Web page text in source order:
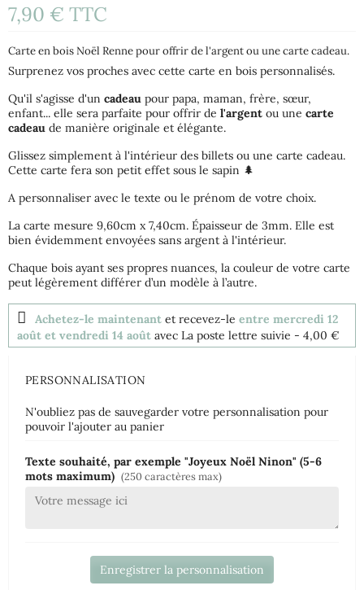
(8 avis)
7,90 € TTC
Carte en bois Noël Renne pour offrir de l'argent ou une carte cadeau.
Surprenez vos proches avec cette carte en bois personnalisés.
Qu'il s'agisse d'un cadeau pour papa, maman, frère, sœur,
enfant... elle sera parfaite pour offrir de l'argent ou une carte
cadeau de manière originale et élégante.
Glissez simplement à l'intérieur des billets ou une carte cadeau.
Cette carte fera son petit effet sous le sapin 🌲
A personnaliser avec le texte ou le prénom de votre choix.
La carte mesure 9,60cm x 7,40cm. Épaisseur de 3mm. Elle est
bien évidemment envoyées sans argent à l'intérieur.
Chaque bois ayant ses propres nuances, la couleur de votre carte
peut légèrement différer d’un modèle à l’autre.
Achetez-le maintenant et recevez-le entre mercredi 12
août et vendredi 14 août avec La poste lettre suivie - 4,00 €
PERSONNALISATION
N'oubliez pas de sauvegarder votre personnalisation pour
pouvoir l'ajouter au panier
Texte souhaité, par exemple "Joyeux Noël Ninon" (5-6
mots maximum) (250 caractères max)
Enregistrer la personnalisation